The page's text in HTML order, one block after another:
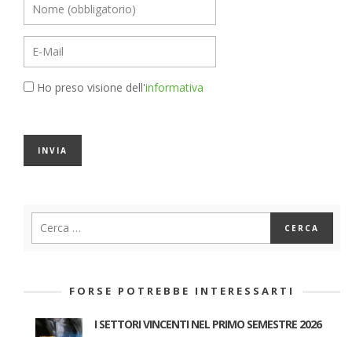
Ho preso visione dell'informativa
FORSE POTREBBE INTERESSARTI
I SETTORI VINCENTI NEL PRIMO SEMESTRE 2026